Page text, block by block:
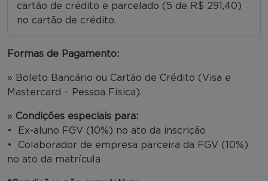
cartão de crédito e parcelado (5 de R$ 291,40)
no cartão de crédito.
Formas de Pagamento:
» Boleto Bancário ou Cartão de Crédito (Visa e
Mastercard – Pessoa Física).
» Condições especiais para:
• Ex-aluno FGV (10%) no ato da inscrição
• Colaborador de empresa parceira da FGV (10%)
no ato da matrícula